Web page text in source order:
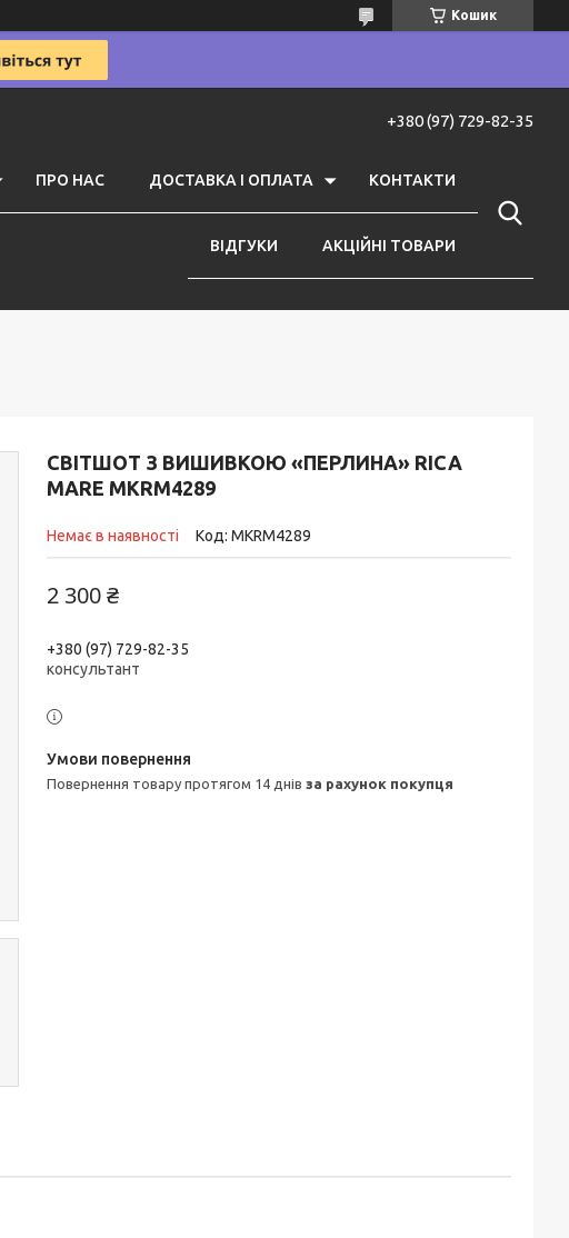
Кошик
+380 (97) 729-82-35
ПРО НАС ДОСТАВКА І ОПЛАТА КОНТАКТИ
ВІДГУКИ АКЦІЙНІ ТОВАРИ
СВІТШОТ З ВИШИВКОЮ «ПЕРЛИНА» RICA
MARE MKRM4289
Немає в наявності Код: MKRM4289
2 300 ₴
+380 (97) 729-82-35
консультант
повернення товару протягом 14 днів за рахунок покупця